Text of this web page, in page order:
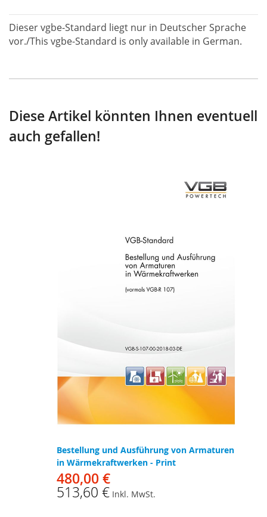
Dieser vgbe-Standard liegt nur in Deutscher Sprache
vor./This vgbe-Standard is only available in German.
Diese Artikel könnten Ihnen eventuell
auch gefallen!
Bestellung und Ausführung von Armaturen
in Wärmekraftwerken - Print
480,00 €
513,60 € Inkl. MwSt.